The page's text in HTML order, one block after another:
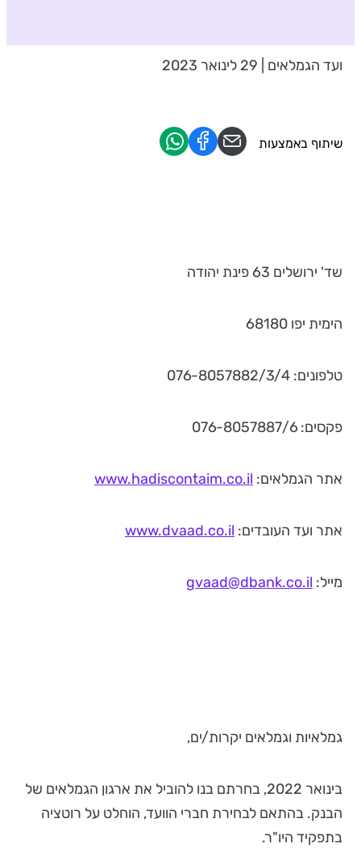
ועד הגמלאים | 29 לינואר 2023
שד' ירושלים 63 פינת יהודה
הימית יפו 68180
טלפונים: 076-8057882/3/4
פקסים: 076-8057887/6
אתר הגמלאים: www.hadiscontaim.co.il
אתר ועד העובדים: www.dvaad.co.il
מייל: gvaad@dbank.co.il
גמלאיות וגמלאים יקרות/ים,
בינואר 2022, בחרתם בנו להוביל את ארגון הגמלאים של
הבנק. בהתאם לבחירת חברי הוועד, הוחלט על רוטציה
בתפקיד היו"ר.
שיתוף באמצעות